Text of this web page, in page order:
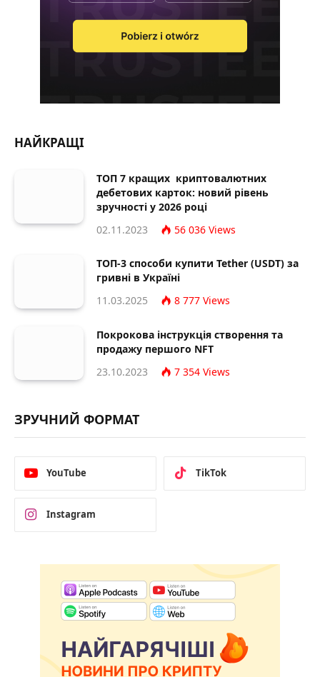
НАЙКРАЩІ
ТОП 7 кращих криптовалютних
дебетових карток: новий рівень
зручності у 2026 році
02.11.2023
56 036 Views
ТОП-3 способи купити Tether (USDT) за
гривні в Україні
11.03.2025
8 777 Views
Покрокова інструкція створення та
продажу першого NFT
23.10.2023
7 354 Views
ЗРУЧНИЙ ФОРМАТ
YouTube TikTok
Instagram